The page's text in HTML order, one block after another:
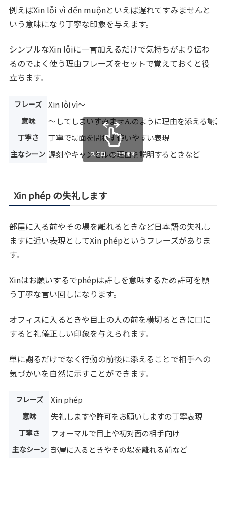
例えばXin lỗi vì đến muộnといえば遅れてすみませんと
いう意味になり丁寧な印象を与えます。
シンプルなXin lỗiに一言加えるだけで気持ちがより伝わ
るのでよく使う理由フレーズをセットで覚えておくと役
立ちます。
フレーズ Xin lỗi vì〜
意味 〜してしまいすみませんのように理由を添える謝罪
丁寧さ 丁寧で場面を問わず使いやすい表現
主なシーン 遅刻やキャンセルの理由を説明するときなど
スクロールできます
Xin phép の失礼します
部屋に入る前やその場を離れるときなど日本語の失礼し
ますに近い表現としてXin phépというフレーズがありま
す。
Xinはお願いするでphépは許しを意味するため許可を願
う丁寧な言い回しになります。
オフィスに入るときや目上の人の前を横切るときに口に
すると礼儀正しい印象を与えられます。
単に謝るだけでなく行動の前後に添えることで相手への
気づかいを自然に示すことができます。
フレーズ Xin phép
意味 失礼しますや許可をお願いしますの丁寧表現
丁寧さ フォーマルで目上や初対面の相手向け
主なシーン 部屋に入るときやその場を離れる前など